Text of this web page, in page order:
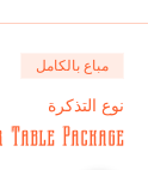
مباع بالكامل
نوع التذكرة
Package